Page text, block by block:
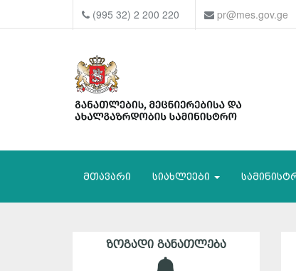
(995 32) 2 200 220 pr@mes.gov.ge
მთავარი სიახლეები
ᲖᲝᲒᲐᲓᲘ ᲒᲐᲜᲐᲗᲚᲔᲑᲐ